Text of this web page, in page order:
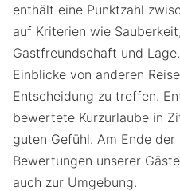
enthält eine Punktzahl
auf Kriterien wie
Gastfreundschaft und
Einblicke von anderen
Entscheidung zu treffen.
bewertete Kurzurlaube in
guten Gefühl. Am Ende
Bewertungen unserer
auch zur Umgebung.